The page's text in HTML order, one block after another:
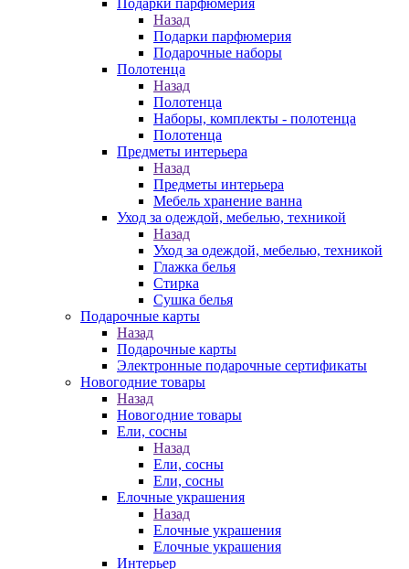
Назад
Подарки парфюмерия
Подарочные наборы
Полотенца
Назад
Полотенца
Наборы, комплекты - полотенца
Полотенца
Предметы интерьера
Назад
Предметы интерьера
Мебель хранение ванна
Уход за одеждой, мебелью, техникой
Назад
Уход за одеждой, мебелью, техникой
Глажка белья
Стирка
Сушка белья
Подарочные карты
Назад
Подарочные карты
Электронные подарочные сертификаты
Новогодние товары
Назад
Новогодние товары
Ели, сосны
Назад
Ели, сосны
Ели, сосны
Елочные украшения
Назад
Елочные украшения
Елочные украшения
Интерьер